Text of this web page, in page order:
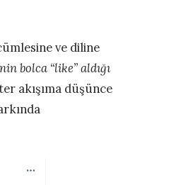
ve diline
bolca “like” aldığı
akışıma düşünce